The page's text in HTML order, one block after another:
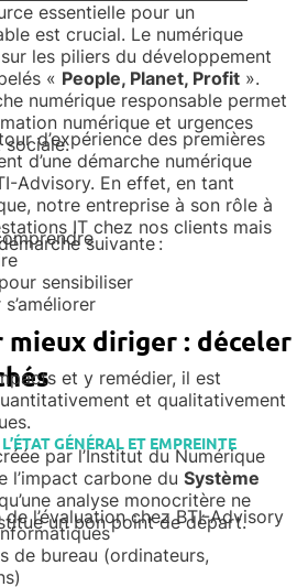
essentielle pour un
est crucial. Le numérique
les piliers du développement
« People, Planet, Profit ».
numérique responsable permet
numérique et urgences
sociale.
d’expérience des premières
d’une démarche numérique
Advisory. En effet, en tant
notre entreprise à son rôle à
IT chez nos clients mais
suivante :
sensibiliser
mieux diriger : déceler
et y remédier, il est
et qualitativement
GÉNÉRAL ET EMPREINTE
par l’Institut du Numérique
l’impact carbone du Système
analyse monocritère ne
un bon point de départ.
l’évaluation chez BTI-Advisory
de bureau (ordinateurs,